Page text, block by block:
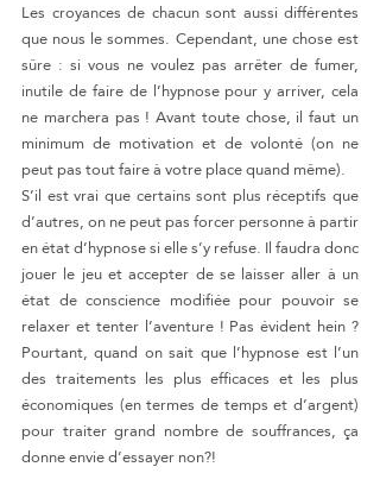
Les croyances de chacun sont aussi différentes
que nous le sommes. Cependant, une chose est
sûre : si vous ne voulez pas arrêter de fumer,
inutile de faire de l’hypnose pour y arriver, cela
ne marchera pas ! Avant toute chose, il faut un
minimum de motivation et de volonté (on ne
peut pas tout faire à votre place quand même).
S’il est vrai que certains sont plus réceptifs que
d’autres, on ne peut pas forcer personne à partir
en état d’hypnose si elle s’y refuse. Il faudra donc
jouer le jeu et accepter de se laisser aller à un
état de conscience modifiée pour pouvoir se
relaxer et tenter l’aventure ! Pas évident hein ?
Pourtant, quand on sait que l’hypnose est l’un
des traitements les plus efficaces et les plus
économiques (en termes de temps et d’argent)
pour traiter grand nombre de souffrances, ça
donne envie d’essayer non?!